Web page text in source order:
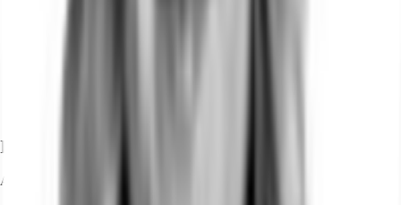
Ihr Kontakt
Alexandra Teich